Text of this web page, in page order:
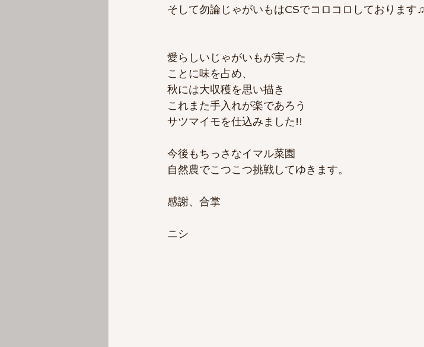
そして勿論じゃがいもはCSでコロコロしております♫
愛らしいじゃがいもが実った
ことに味を占め、
秋には大収穫を思い描き
これまた手入れが楽であろう
サツマイモを仕込みました!!
今後もちっさなイマル菜園
自然農でこつこつ挑戦してゆきます。
感謝、合掌
ニシ